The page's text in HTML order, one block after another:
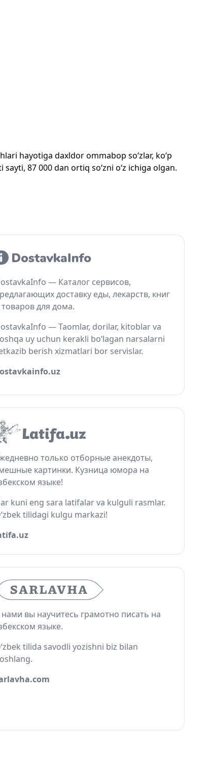
hayotiga daxldor ommabop so‘zlar, ko‘p
87 000 dan ortiq so‘zni o‘z ichiga olgan.
— Каталог сервисов,
доставку еды, лекарств, книг
товаров для дома.
— Taomlar, dorilar, kitoblar va
uy uchun kerakli bo‘lagan narsalarni
berish xizmatlari bor servislar.
только отборные анекдоты,
картинки. Кузница юмора на
языке!
kuni eng sara latifalar va kulguli rasmlar.
tilidagi kulgu markazi!
нами вы научитесь грамотно писать на
языке.
tilida savodli yozishni biz bilan